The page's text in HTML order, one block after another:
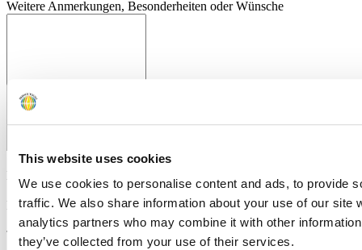
This website uses cookies
We use cookies to personalise content and ads, to provide
traffic. We also share information about your use of our site
analytics partners who may combine it with other
they’ve collected from your use of their services.
Weitere Anmerkungen, Besonderheiten oder Wünsche
Email
Fax
Telefonnummer